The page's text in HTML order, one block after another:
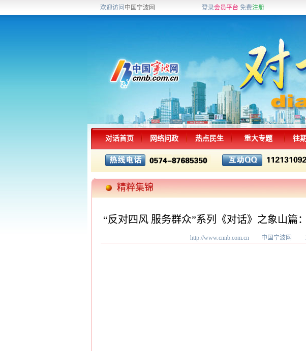
欢迎访问 中国宁波网 登录会员平台 免费注册
对话首页 网络问政 热点民生 重大专题 往
精粹集锦
“反对四风 服务群众”系列《对话》之象山篇
http://www.cnnb.com.cn 中国宁波网